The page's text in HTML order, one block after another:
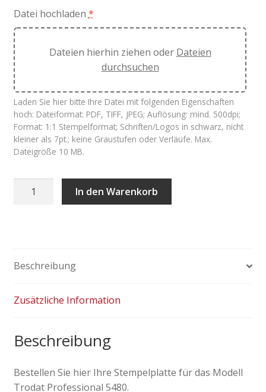
Datei hochladen *
Dateien hierhin ziehen oder Dateien
durchsuchen
Laden Sie hier bitte Ihre Datei mit folgenden Eigenschaften
hoch: Dateiformat: PDF, TIFF, JPEG; Auflösung: mind. 500dpi;
Format: 1:1 Stempelformat; Schriften/Logos in schwarz, nicht
kleiner als 7pt.; keine Graustufen oder Verläufe. Max.
Dateigröße 10 MB.
Stempelplatte In den Warenkorb
Beschreibung
Zusätzliche Information
Beschreibung
Bestellen Sie hier Ihre Stempelplatte für das Modell
Trodat Professional 5480.